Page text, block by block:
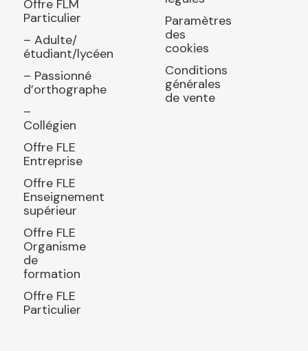
Offre FLM
Particulier
– Adulte/
étudiant/lycéen
– Passionné
d’orthographe
–
Collégien
Offre FLE
Entreprise
Offre FLE
Enseignement
supérieur
Offre FLE
Organisme
de
formation
Offre FLE
Particulier
Paramètres
des
cookies
Conditions
générales
de vente